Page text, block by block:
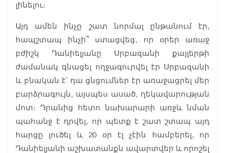
լինելու։
Այդ ամեն ինչը շատ նորմալ ընթանում էր,
հապշտապ ինչի՞ ստացվեց, որ օրեր առաջ
բժիշկ Դանիելյանը Սրբազանի քայլերթի
ժամանակ գնացել ողջագուրվել էր Սրբազանի
և բնական է՝ դա ցնցումներ էր առաջացրել մեր
բարձրագույն, այսպես ասած, ղեկավարության
մոտ։ Դրանից հետո նախարարի առջև նման
պահանջ է դրվել, որ պետք է շատ շտապ այդ
հարցը լուծել և 20 օր էլ չէին համբերել, որ
Դանիելյանի աշխատանքն ավարտվեր և որոշել